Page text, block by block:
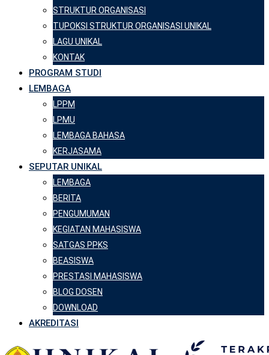
STRUKTUR ORGANISASI
TUPOKSI STRUKTUR ORGANISASI UNIKAL
LAGU UNIKAL
KONTAK
PROGRAM STUDI
LEMBAGA
LPPM
LPMU
LEMBAGA BAHASA
KERJASAMA
SEPUTAR UNIKAL
LEMBAGA
BERITA
PENGUMUMAN
KEGIATAN MAHASISWA
SATGAS PPKS
BEASISWA
PRESTASI MAHASISWA
BLOG DOSEN
DOWNLOAD
AKREDITASI